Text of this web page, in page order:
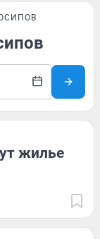
жилье